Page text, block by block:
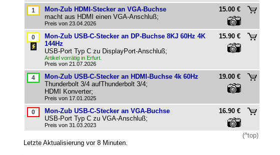
Mon-Zub HDMI-Stecker an VGA-Buchse
macht aus HDMI einen VGA-Anschluß;
Preis von 23.04.2026
15.00 €
Mon-Zub USB-C-Stecker an DP-Buchse 8KJ 60Hz 4K
144Hz
USB-Port Typ C zu DisplayPort-Anschluß;
Artikel vorrätig in Erfurt.
Preis von 21.07.2026
15.90 €
Mon-Zub USB-C-Stecker an HDMI-Buchse 4k 60Hz
Thunderbolt 3/4 aufThunderbolt 3/4;
HDMI Konverter;
Preis von 17.01.2025
19.00 €
Mon-Zub USB-C-Stecker an VGA-Buchse
USB-Port Typ C zu VGA-Anschluß;
Preis von 31.03.2023
16.90 €
(^top)
Letzte Aktualisierung vor 8 Minuten.